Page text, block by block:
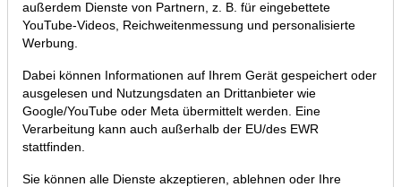
aktien Magazin Nr. 12: Diese
Firmen realisieren den Online-
Supermarkt!
14.07.2018 um 11:13 Uhr | TraderFox GmbH
außerdem Dienste von Partnern, z. B. für eingebettete
YouTube-Videos, Reichweitenmessung und personalisierte
Werbung.
Dabei können Informationen auf Ihrem Gerät gespeichert oder
ausgelesen und Nutzungsdaten an Drittanbieter wie
Google/YouTube oder Meta übermittelt werden. Eine
Verarbeitung kann auch außerhalb der EU/des EWR
stattfinden.
Sie können alle Dienste akzeptieren, ablehnen oder Ihre